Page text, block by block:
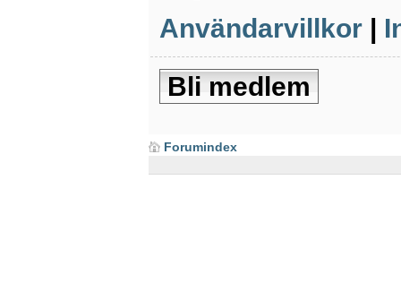
Användarvillkor |
Bli medlem
Forumindex